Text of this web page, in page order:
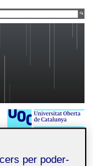
per poder-